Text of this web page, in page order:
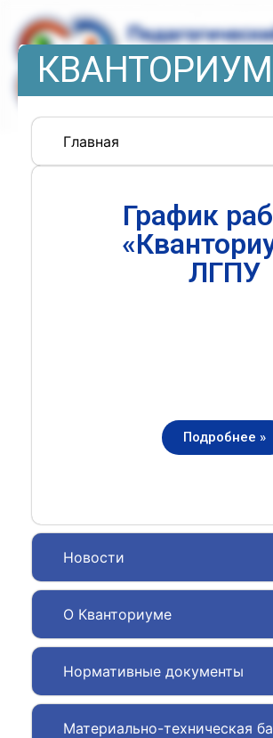
Главная
Новости
О Кванториуме
Нормативные документы
Материально-техническая
График
ЛГПУ
Подробнее »